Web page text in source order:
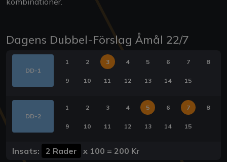
Dagens Dubbel-Förslag Åmål 22/7
DD-1
1 2 3 4 5 6 7 8
9 10 11 12 13 14 15
DD-2
1 2 3 4 5 6 7 8
9 10 11 12 13 14 15
Insats: 2 Rader x 100 = 200 Kr